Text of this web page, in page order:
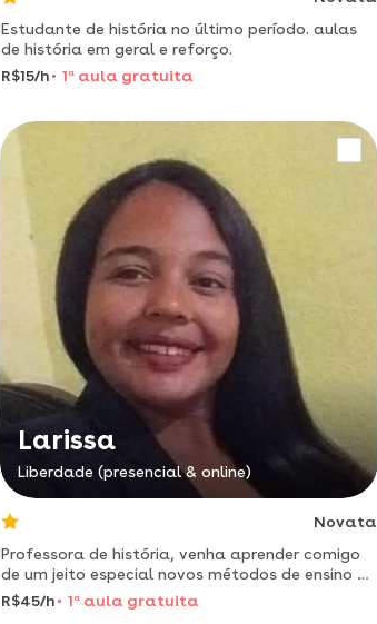
Estudante de história no último período. aulas
de história em geral e reforço.
R$15/h
1 a aula gratuita
Larissa
Liberdade (presencial & online)
Novata
Professora de história, venha aprender comigo
de um jeito especial novos métodos de ensino e
uma didática sem igual
R$45/h 1 a aula gratuita